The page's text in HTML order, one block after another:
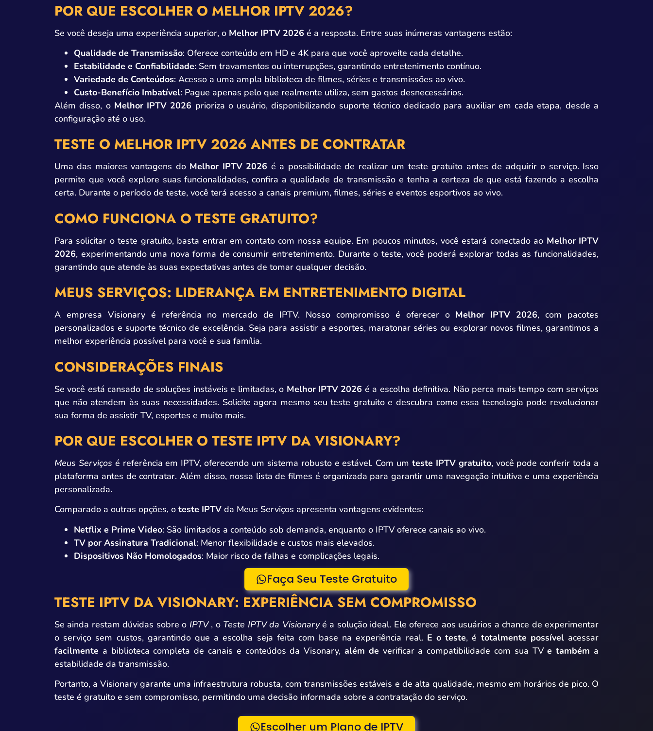
POR QUE ESCOLHER O MELHOR IPTV 2026?
Se você deseja uma experiência superior, o Melhor IPTV 2026 é a resposta. Entre suas inúmeras vantagens estão:
Qualidade de Transmissão: Oferece conteúdo em HD e 4K para que você aproveite cada detalhe.
Estabilidade e Confiabilidade: Sem travamentos ou interrupções, garantindo entretenimento contínuo.
Variedade de Conteúdos: Acesso a uma ampla biblioteca de filmes, séries e transmissões ao vivo.
Custo-Benefício Imbatível: Pague apenas pelo que realmente utiliza, sem gastos desnecessários.
Além disso, o Melhor IPTV 2026 prioriza o usuário, disponibilizando suporte técnico dedicado para auxiliar em cada etapa, desde a
configuração até o uso.
TESTE O MELHOR IPTV 2026 ANTES DE CONTRATAR
Uma das maiores vantagens do Melhor IPTV 2026 é a possibilidade de realizar um teste gratuito antes de adquirir o serviço. Isso
permite que você explore suas funcionalidades, confira a qualidade de transmissão e tenha a certeza de que está fazendo a escolha
certa. Durante o período de teste, você terá acesso a canais premium, filmes, séries e eventos esportivos ao vivo.
COMO FUNCIONA O TESTE GRATUITO?
Para solicitar o teste gratuito, basta entrar em contato com nossa equipe. Em poucos minutos, você estará conectado ao Melhor IPTV
2026, experimentando uma nova forma de consumir entretenimento. Durante o teste, você poderá explorar todas as funcionalidades,
garantindo que atende às suas expectativas antes de tomar qualquer decisão.
MEUS SERVIÇOS: LIDERANÇA EM ENTRETENIMENTO DIGITAL
A empresa Visionary é referência no mercado de IPTV. Nosso compromisso é oferecer o Melhor IPTV 2026, com pacotes
personalizados e suporte técnico de excelência. Seja para assistir a esportes, maratonar séries ou explorar novos filmes, garantimos a
melhor experiência possível para você e sua família.
CONSIDERAÇÕES FINAIS
Se você está cansado de soluções instáveis e limitadas, o Melhor IPTV 2026 é a escolha definitiva. Não perca mais tempo com serviços
que não atendem às suas necessidades. Solicite agora mesmo seu teste gratuito e descubra como essa tecnologia pode revolucionar
sua forma de assistir TV, esportes e muito mais.
POR QUE ESCOLHER O TESTE IPTV DA VISIONARY?
Meus Serviços é referência em IPTV, oferecendo um sistema robusto e estável. Com umteste IPTV gratuito, você pode conferir toda a
plataforma antes de contratar. Além disso, nossa lista de filmes é organizada para garantir uma navegação intuitiva e uma experiência
personalizada.
Comparado a outras opções, o teste IPTV da Meus Serviços apresenta vantagens evidentes:
Netflix e Prime Video: São limitados a conteúdo sob demanda, enquanto o IPTV oferece canais ao vivo.
TV por Assinatura Tradicional: Menor flexibilidade e custos mais elevados.
Dispositivos Não Homologados: Maior risco de falhas e complicações legais.
Faça Seu Teste Gratuito
TESTE IPTV DA VISIONARY: EXPERIÊNCIA SEM COMPROMISSO
Se ainda restam dúvidas sobre o IPTV, o Teste IPTV da Visionaryé a solução ideal. Ele oferece aos usuários a chance de experimentar
o serviço sem custos, garantindo que a escolha seja feita com base na experiência real. E o teste, é totalmente possívelacessar
facilmente a biblioteca completa de canais e conteúdos da Visonary, além de verificar a compatibilidade com sua TVe também a
estabilidade da transmissão.
Portanto, a Visionary garante uma infraestrutura robusta, com transmissões estáveis e de alta qualidade, mesmo em horários de pico. O
teste é gratuito e sem compromisso, permitindo uma decisão informada sobre a contratação do serviço.
Escolher um Plano de IPTV